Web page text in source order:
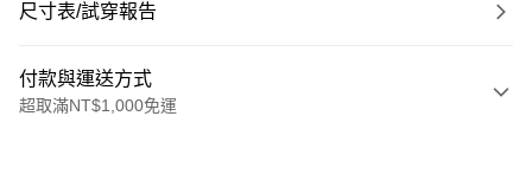
尺寸表/試穿報告
付款與運送方式
超取滿NT$1,000免運